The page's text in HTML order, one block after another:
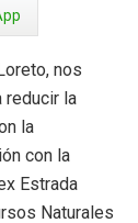
nos
reducir la
la
con la
Estrada
Naturales